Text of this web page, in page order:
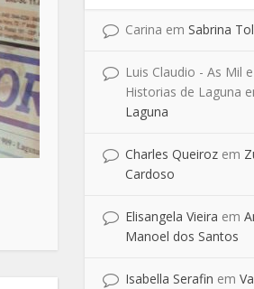
Carina em Sabrina
Luis Claudio - As Mil
Historias de Laguna
Laguna
Charles Queiroz em
Cardoso
Elisangela Vieira em
Manoel dos Santos
Isabella Serafin em